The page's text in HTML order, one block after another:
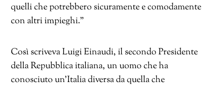
quelli che potrebbero sicuramente e comodamente
con altri impieghi.”
Così scriveva Luigi Einaudi, il secondo Presidente
della Repubblica italiana, un uomo che ha
conosciuto un’Italia diversa da quella che